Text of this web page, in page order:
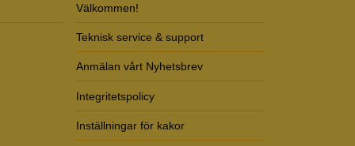
Välkommen!
Teknisk service & support
Anmälan vårt Nyhetsbrev
Integritetspolicy
Inställningar för kakor